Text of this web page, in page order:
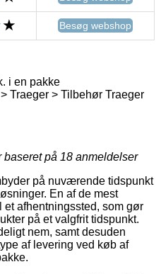
Besøg webshop
i en pakke
Traeger > Tilbehør Traeger
baseret på 18 anmeldelser
på nuværende tidspunkt
En af de mest
afhentningssted, som gør
på et valgfrit tidspunkt.
nem, samt desuden
af levering ved køb af